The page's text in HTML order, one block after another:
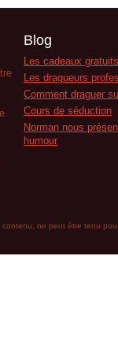
Blog
Les cadeaux
Les dragueurs
Comment draguer
Cours de séduction
Norman nous
humour
ne peut être tenu